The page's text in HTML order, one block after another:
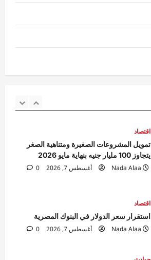
أسعار الذهب اليوم في مصر.. الأسواق تترقب
الأصفر
تمويل المشروعات الصغيرة ومتناهية الصغر
0
اقتصاد
استقرار سعر الدولار في البنوك المصرية
Nada Alaa
أغسطس 7, 2026
السيطرة على حريق منزل مهجور في كفر
شكر دون إصابات.. والتحقيقات تكشف
الملابسات